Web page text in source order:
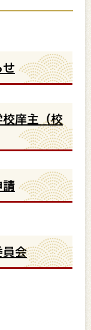
せ
校庠主（校
請
員会